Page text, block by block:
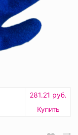
281.21 руб.
Купить